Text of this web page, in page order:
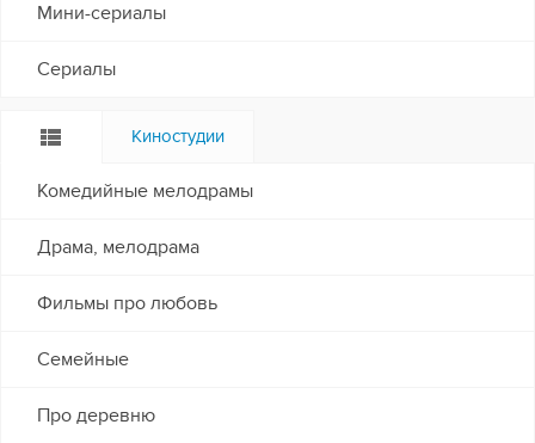
Мини-сериалы
Сериалы
Киностудии
Комедийные мелодрамы
Драма, мелодрама
Фильмы про любовь
Семейные
Про деревню